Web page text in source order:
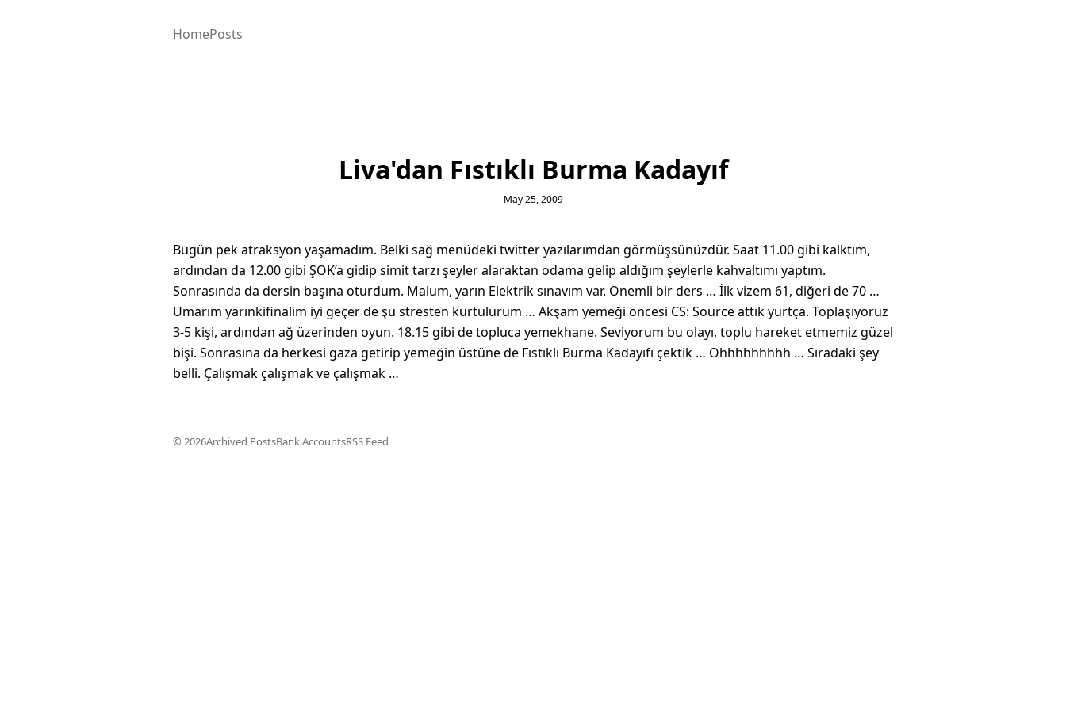
HomePosts
Liva'dan Fıstıklı Burma Kadayıf
May 25, 2009
Bugün pek atraksyon yaşamadım. Belki sağ menüdeki twitter yazılarımdan görmüşsünüzdür. Saat 11.00 gibi kalktım,
ardından da 12.00 gibi ŞOK’a gidip simit tarzı şeyler alaraktan odama gelip aldığım şeylerle kahvaltımı yaptım.
Sonrasında da dersin başına oturdum. Malum, yarın Elektrik sınavım var. Önemli bir ders … İlk vizem 61, diğeri de 70 …
Umarım yarınkifinalim iyi geçer de şu stresten kurtulurum … Akşam yemeği öncesi CS: Source attık yurtça. Toplaşıyoruz
3-5 kişi, ardından ağ üzerinden oyun. 18.15 gibi de topluca yemekhane. Seviyorum bu olayı, toplu hareket etmemiz güzel
bişi. Sonrasına da herkesi gaza getirip yemeğin üstüne de Fıstıklı Burma Kadayıfı çektik … Ohhhhhhhhh … Sıradaki şey
belli. Çalışmak çalışmak ve çalışmak …
© 2026Archived PostsBank AccountsRSS Feed